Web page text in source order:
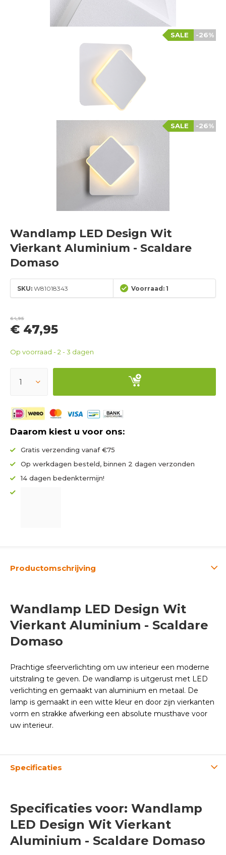
-26%
SALE
-26%
SALE
Wandlamp LED Design Wit
Vierkant Aluminium - Scaldare
Domaso
SKU: W81018343 Voorraad: 1
64,95
€ 47,95
Op voorraad - 2 - 3 dagen
Daarom kiest u voor ons:
Gratis verzending vanaf €75
Op werkdagen besteld, binnen 2 dagen verzonden
14 dagen bedenktermijn!
Productomschrijving
Wandlamp LED Design Wit
Vierkant Aluminium - Scaldare
Domaso
Prachtige sfeerverlichting om uw interieur een moderne
uitstraling te geven. De wandlamp is uitgerust met LED
verlichting en gemaakt van aluminium en metaal. De
lamp is gemaakt in een witte kleur en door zijn vierkanten
vorm en strakke afwerking een absolute musthave voor
uw interieur.
Specificaties
Specificaties voor: Wandlamp
LED Design Wit Vierkant
Aluminium - Scaldare Domaso